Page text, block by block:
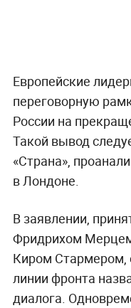
Европейские
переговорную
России на
Такой вывод
«Страна»,
в Лондоне.
В заявлении,
Фридрихом
Киром Стармером,
линии фронта
диалога.